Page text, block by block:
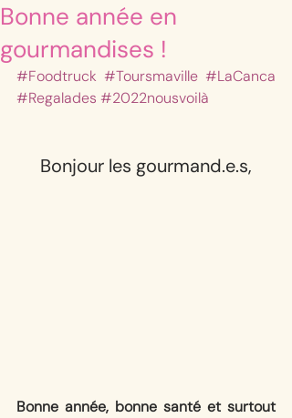
Bonne année en
gourmandises !
#Foodtruck #Toursmaville #LaCanca
#Regalades #2022nousvoilà
Bonjour les gourmand.e.s,
Bonne année, bonne santé et surtout